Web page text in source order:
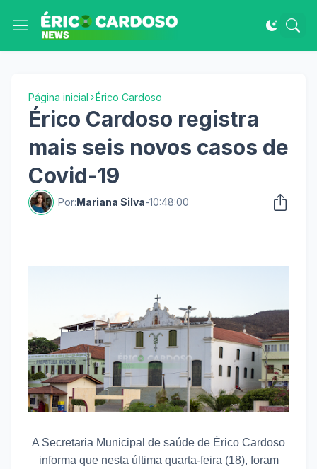
Página inicial Érico Cardoso
Érico Cardoso registra
mais seis novos casos de
Covid-19
Por:Mariana Silva-10:48:00
A Secretaria Municipal de saúde de Érico Cardoso
informa que nesta última quarta-feira (18), foram